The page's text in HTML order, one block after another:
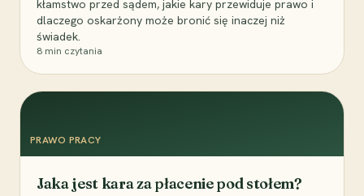
kłamstwo przed sądem, jakie kary przewiduje prawo i
dlaczego oskarżony może bronić się inaczej niż
świadek.
8 min czytania
PRAWO PRACY
Jaka jest kara za płacenie pod stołem?